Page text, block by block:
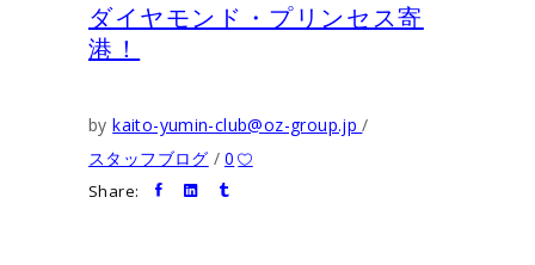
ダイヤモンド・プリンセス寄
港！
bykaito-yumin-club@oz-group.jp
スタッフブログ
0
Share: